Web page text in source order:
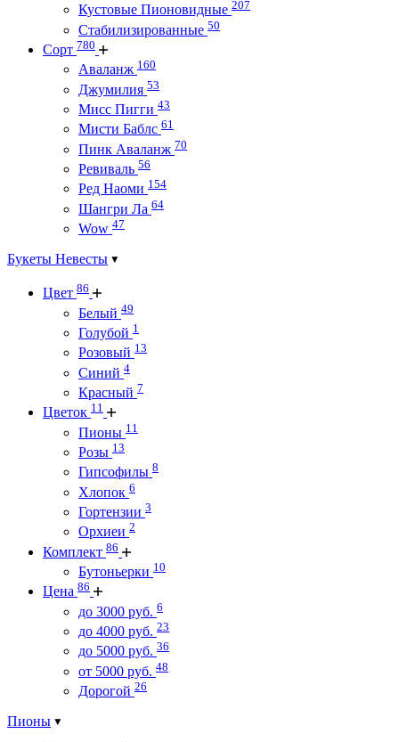
Кустовые Пионовидные 207
Стабилизированные 50
Сорт 780
Аваланж 160
Джумилия 53
Мисс Пигги 43
Мисти Баблс 61
Пинк Аваланж 70
Ревиваль 56
Ред Наоми 154
Шангри Ла 64
Wow 47
Букеты Невесты
Цвет 86
Белый 49
Голубой 1
Розовый 13
Синий 4
Красный 7
Цветок 11
Пионы 11
Розы 13
Гипсофилы 8
Хлопок 6
Гортензии 3
Орхиеи 2
Комплект 86
Бутоньерки 10
Цена 86
до 3000 руб. 6
до 4000 руб. 23
до 5000 руб. 36
от 5000 руб. 48
Дорогой 26
Пионы